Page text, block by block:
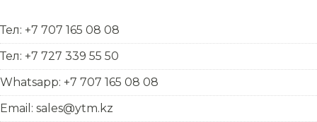
Тел: +7 707 165 08 08
Тел: +7 727 339 55 50
Whatsapp: +7 707 165 08 08
Email: sales@ytm.kz